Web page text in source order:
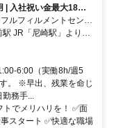
| 入社祝い金最大18万
ルフィルメントセンタ
シ
トルバス約30分
ャトルバス運行あり ※
可 6:00（実働8h/週5
。 ※早出、残業を命じ
務手...
でメリハリを！ ✅面
スタート ✅快適な職場